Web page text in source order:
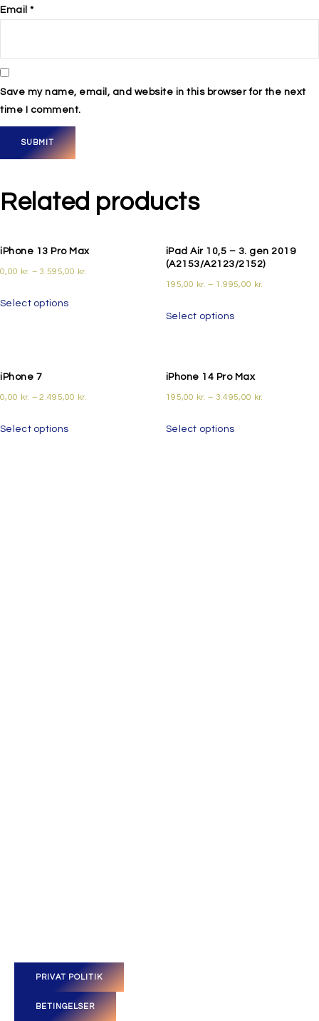
Email *
Save my name, email, and website in this browser for the next
time I comment.
Related products
iPhone 13 Pro Max
0,00 kr. – 3.595,00 kr.
Select options
iPad Air 10,5 – 3. gen 2019
(A2153/A2123/2152)
195,00 kr. – 1.995,00 kr.
Select options
iPhone 7
0,00 kr. –2.495,00 kr.
Select options
iPhone 14 Pro Max
195,00 kr. – 3.495,00 kr.
Select options
PRIVAT POLITIK
BETINGELSER